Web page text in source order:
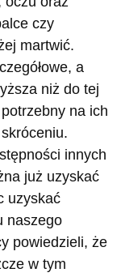
czy
martwić.
a
niż do tej
na ich
innych
już uzyskać
uzyskać
naszego
powiedzieli, że
w tym